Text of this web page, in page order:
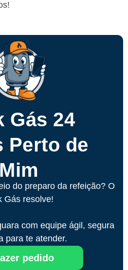
Gás 24
Perto de
Mim
do preparo da refeição? O
Gás resolve!
com equipe ágil, segura
para te atender.
pedido